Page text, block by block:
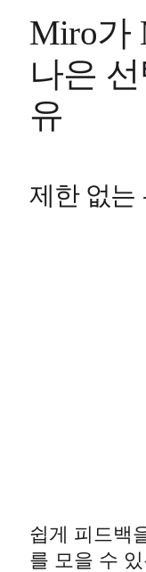
Miro가
나은
유
쉽게 피드백
를 모을 수
제한 없는